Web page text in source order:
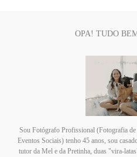
OPA! TUDO
Sou Fotógrafo Profissional (Fotografia
Eventos Sociais) tenho 45 anos, sou
tutor da Mel e da Pretinha, duas "vira-